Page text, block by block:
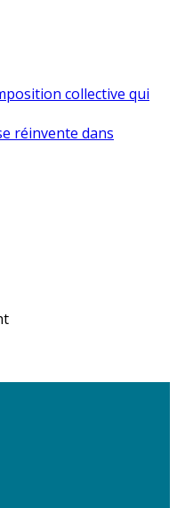
collective qui
réinvente dans